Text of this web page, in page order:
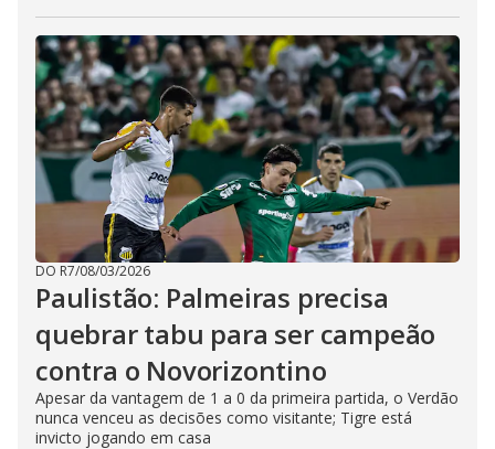
DO R7/08/03/2026
Paulistão: Palmeiras precisa
quebrar tabu para ser campeão
contra o Novorizontino
Apesar da vantagem de 1 a 0 da primeira partida, o Verdão
nunca venceu as decisões como visitante; Tigre está
invicto jogando em casa